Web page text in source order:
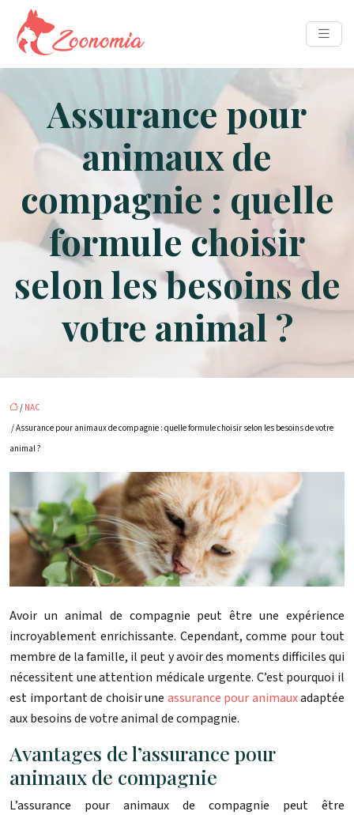
Assurance pour
animaux de
compagnie : quelle
formule choisir
selon les besoins de
votre animal ?
/ NAC
/ Assurance pour animaux de compagnie : quelle formule choisir selon les besoins de votre
animal ?
Avoir un animal de compagnie peut être une expérience
incroyablement enrichissante. Cependant, comme pour tout
membre de la famille, il peut y avoir des moments difficiles qui
nécessitent une attention médicale urgente. C’est pourquoi il
est important de choisir une assurance pour animauxadaptée
aux besoins de votre animal de compagnie.
Avantages de l’assurance pour
animaux de compagnie
L’assurance pour animaux de compagnie peut être